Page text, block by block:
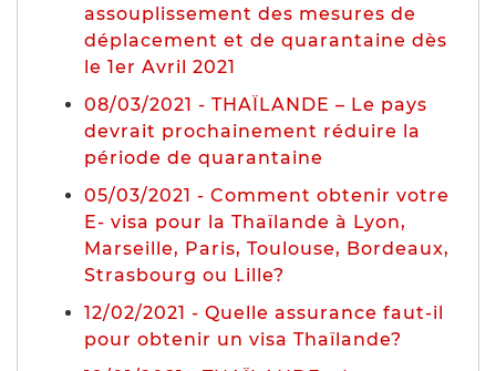
assouplissement des mesures de
déplacement et de quarantaine dès
le 1er Avril 2021
08/03/2021 - THAÏLANDE – Le pays
devrait prochainement réduire la
période de quarantaine
05/03/2021 - Comment obtenir votre
E- visa pour la Thaïlande à Lyon,
Marseille, Paris, Toulouse, Bordeaux,
Strasbourg ou Lille?
12/02/2021 - Quelle assurance faut-il
pour obtenir un visa Thaïlande?